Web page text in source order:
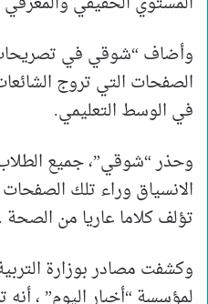
وأضاف “شوقي في
الصفحات التي تروج
في الوسط التعليمي.
وحذر “شوقي”، جميع
الانسياق وراء تلك
تؤلف كلاما عاريا من الصحة .
وكشفت مصادر بوزارة